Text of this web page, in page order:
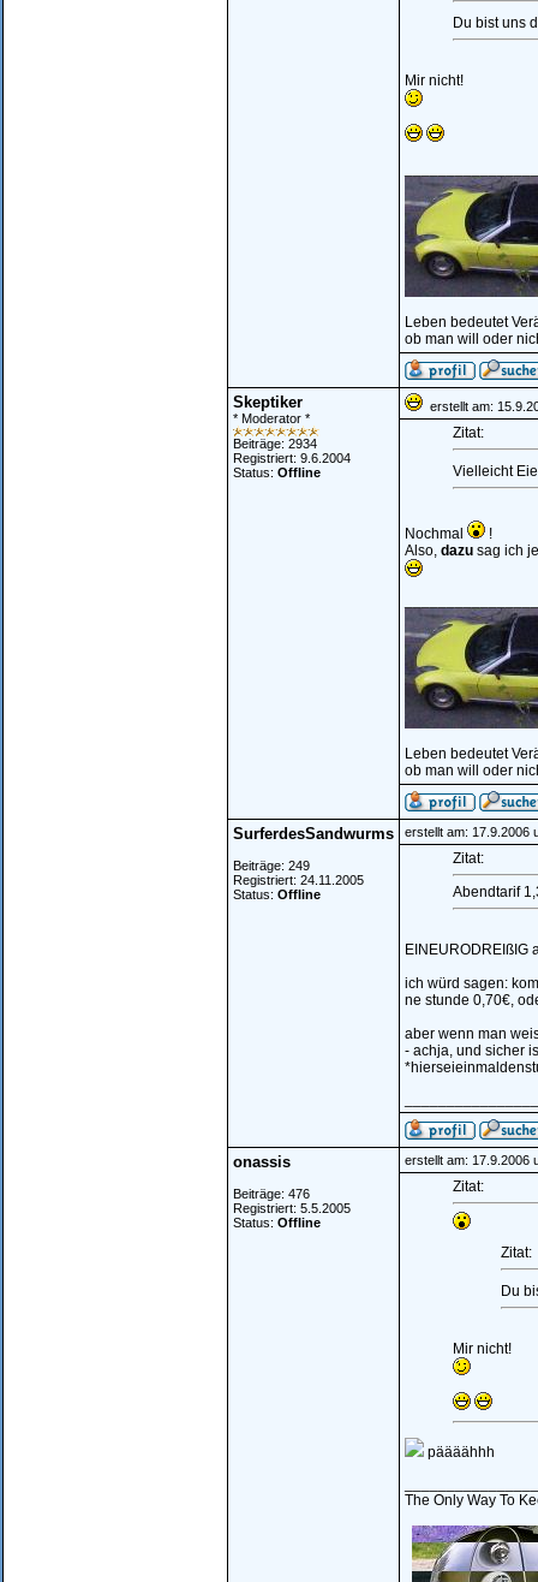
Du bist uns
Mir nicht!
Leben bedeutet
ob man will oder
Skeptiker
* Moderator *
Beiträge: 2934
Registriert: 9.6.2004
Status: Offline
erstellt am:
Zitat:
Vielleicht
Nochmal
!
Also, dazu sag ich
Leben bedeutet
ob man will oder
SurferdesSandwurms
Beiträge: 249
Registriert: 24.11.2005
Status: Offline
erstellt am: 17.9.2006
Zitat:
Abendtarif
EINEURODREIßIG
ich würd sagen:
ne stunde 0,70€,
aber wenn man
- achja, und sicher
onassis
Beiträge: 476
Registriert: 5.5.2005
Status: Offline
erstellt am: 17.9.2006
Zitat:
Zitat:
Du
Mir nicht!
päääähhh
The Only Way To